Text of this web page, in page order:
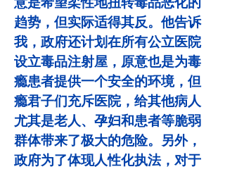
意是希望柔性地扭转毒品恶化的
趋势，但实际适得其反。他告诉
我，政府还计划在所有公立医院
设立毒品注射屋，原意也是为毒
瘾患者提供一个安全的环境，但
瘾君子们充斥医院，给其他病人
尤其是老人、孕妇和患者等脆弱
群体带来了极大的危险。另外，
政府为了体现人性化执法，对于